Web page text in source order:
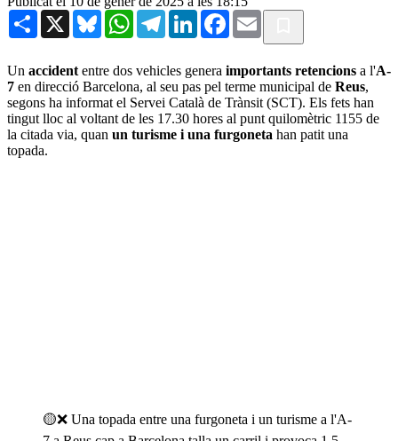
Share X BlueskyWhatsAppTelegramLinkedInFacebook
Email
Un accident entre dos vehicles genera importants retencions a l'A-
7 en direcció Barcelona, al seu pas pel terme municipal de Reus,
segons ha informat el Servei Català de Trànsit (SCT). Els fets han
tingut lloc al voltant de les 17.30 hores al punt quilomètric 1155 de
la citada via, quan un turisme i una furgoneta han patit una
topada.
🟡❌ Una topada entre una furgoneta i un turisme a l'A-